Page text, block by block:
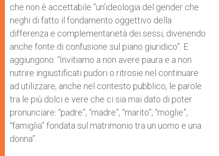
che non è accettabile “un’ideologia del gender che
neghi di fatto il fondamento oggettivo della
differenza e complementarietà dei sessi, divenendo
anche fonte di confusione sul piano giuridico”. E
aggiungono: “Invitiamo a non avere paura e a non
nutrire ingiustificati pudori o ritrosie nel continuare
ad utilizzare, anche nel contesto pubblico, le parole
tra le più dolci e vere che ci sia mai dato di poter
pronunciare: “padre”, “madre”, “marito”, “moglie”,
“famiglia” fondata sul matrimonio tra un uomo e una
donna”.